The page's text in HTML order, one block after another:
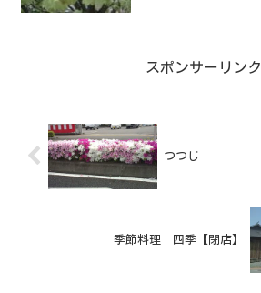
スポンサーリンク
つつじ
季節料理 四季【閉店】